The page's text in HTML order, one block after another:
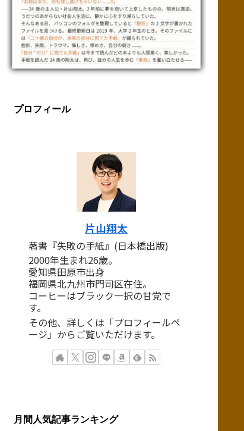
プロフィール
片山翔太
著書『失敗の手紙』(日本橋出版)
2000年生まれ26歳。
愛知県田原市出身
福岡県北九州市門司区在住。
コーヒーはブラック一択の甘党で
す。
その他、詳しくは「プロフィールペ
ージ」からご覧いただけます。
月間人気記事ランキング